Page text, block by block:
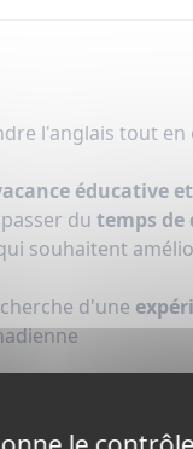
l'anglais tout
éducative
du temps de
souhaitent
d'une